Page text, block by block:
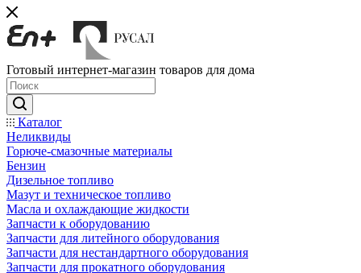
Готовый интернет-магазин товаров для дома
Каталог
Неликвиды
Горюче-смазочные материалы
Бензин
Дизельное топливо
Мазут и техническое топливо
Масла и охлаждающие жидкости
Запчасти к оборудованию
Запчасти для литейного оборудования
Запчасти для нестандартного оборудования
Запчасти для прокатного оборудования